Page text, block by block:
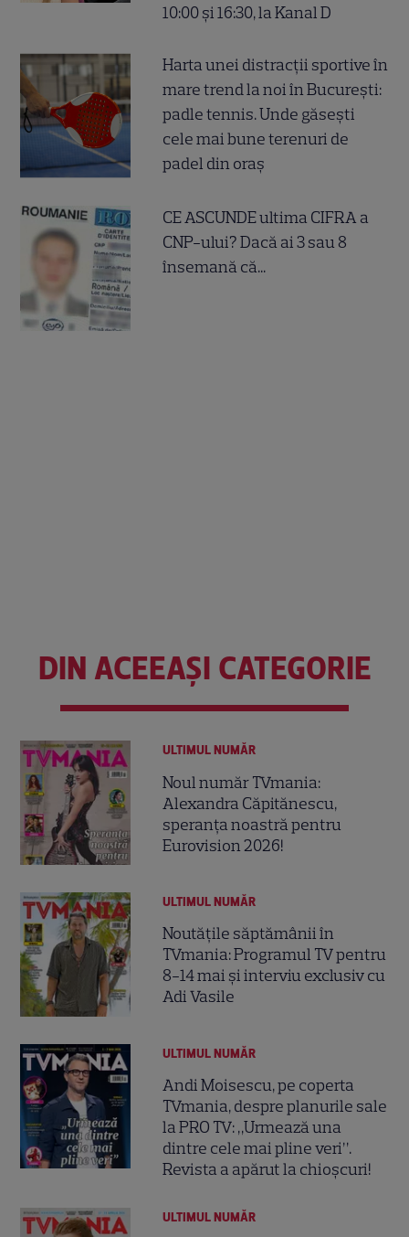
10:00 și 16:30, la Kanal D
Harta unei distracții sportive în
mare trend la noi în București:
padle tennis. Unde găsești
cele mai bune terenuri de
padel din oraș
CE ASCUNDE ultima CIFRA a
CNP-ului? Dacă ai 3 sau 8
însemană că...
DIN ACEEAȘI CATEGORIE
ULTIMUL NUMĂR
Noul număr TVmania:
Alexandra Căpitănescu,
speranța noastră pentru
Eurovision 2026!
ULTIMUL NUMĂR
Noutățile săptămânii în
TVmania: Programul TV pentru
8-14 mai și interviu exclusiv cu
Adi Vasile
ULTIMUL NUMĂR
Andi Moisescu, pe coperta
TVmania, despre planurile sale
la PRO TV: „Urmează una
dintre cele mai pline veri”.
Revista a apărut la chioșcuri!
ULTIMUL NUMĂR